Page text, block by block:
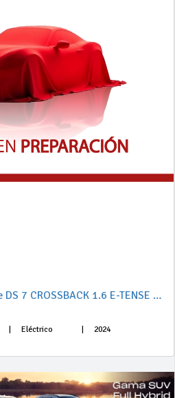
DS DS 7 Crossback E-Tense DS 7 CROSSBACK 1.6 E-TENSE PHEV 225 PERFORMANCE LINE AT 5P
Eléctrico 2024